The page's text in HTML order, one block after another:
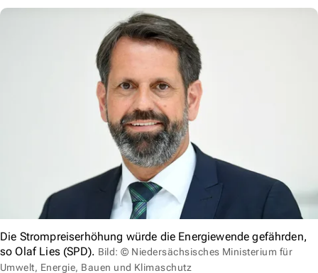
Die Strompreiserhöhung würde die Energiewende gefährden,
so Olaf Lies (SPD). Bild: © Niedersächsisches Ministerium für
Umwelt, Energie, Bauen und Klimaschutz